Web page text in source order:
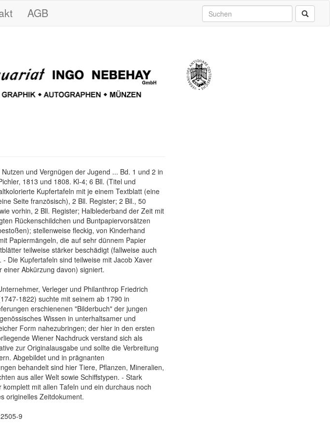
AGB
und Vergnügen der Jugend ... Bd. 1 und 2 in
1813 und 1808. Kl-4; 6 Bll. (Titel und
Kupfertafeln mit je einem Textblatt (eine
Seite französisch), 2 Bll. Register; 2 Bll., 50
vorhin, 2 Bll. Register; Halblederband der Zeit mit
Rückenschildchen und Buntpapiervorsätzen
stellenweise fleckig, von Kinderhand
Papiermängeln, die auf sehr dünnem Papier
teilweise stärker beschädigt (fallweise auch
- Die Kupfertafeln sind teilweise mit Jacob Xaver
einer Abkürzung davon) signiert.
Verleger und Philanthrop Friedrich
1822) suchte mit seinem ab 1790 in
erschienenen "Bilderbuch" der jungen
Wissen in unterhaltsamer und
Form nahezubringen; der hier in den ersten
Wiener Nachdruck verstand sich als
zur Originalausgabe und sollte die Verbreitung
Abgebildet und in prägnanten
behandelt sind hier Tiere, Pflanzen, Mineralien,
aus aller Welt sowie Schiffstypen. - Stark
komplett mit allen Tafeln und ein durchaus noch
originelles Zeitdokument.
9